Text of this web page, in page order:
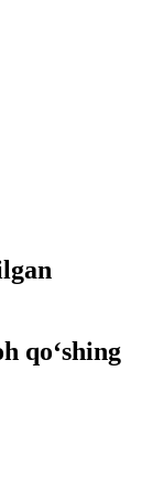
qo‘shing